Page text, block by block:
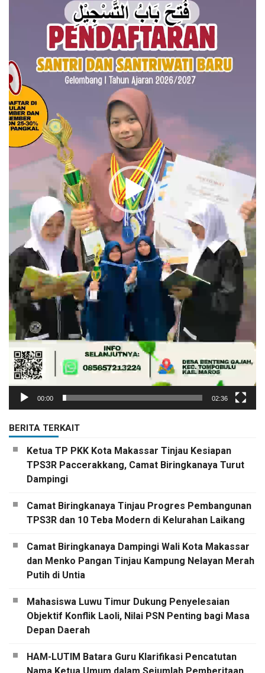
00:00 02:36
BERITA TERKAIT
Ketua TP PKK Kota Makassar Tinjau Kesiapan
TPS3R Paccerakkang, Camat Biringkanaya Turut
Dampingi
Camat Biringkanaya Tinjau Progres Pembangunan
TPS3R dan 10 Teba Modern di Kelurahan Laikang
Camat Biringkanaya Dampingi Wali Kota Makassar
dan Menko Pangan Tinjau Kampung Nelayan Merah
Putih di Untia
Mahasiswa Luwu Timur Dukung Penyelesaian
Objektif Konflik Laoli, Nilai PSN Penting bagi Masa
Depan Daerah
HAM-LUTIM Batara Guru Klarifikasi Pencatutan